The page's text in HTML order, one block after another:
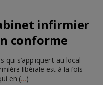
infirmier
conforme
qui s’appliquent au local
libérale est à la fois
en (…)